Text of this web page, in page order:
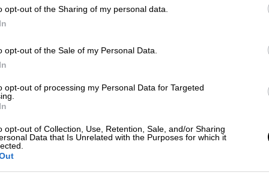
opt-out of the Sharing of my personal data.
opt-out of the Sale of my Personal Data.
opt-out of processing my Personal Data for Targeted
opt-out of Collection, Use, Retention, Sale, and/or Sharing
Data that Is Unrelated with the Purposes for which it
αναφέρουν ότι θα έχει ολοκληρωθεί στα
αυτό, σημαίνει ότι η εκκλησία θα έχει
από τότε που ο Γκαουντί ανέλαβε
είχαν γίνει από άλλον αρχιτέκτονα,
ο οποίος
ο Γκαουντίαναδιαμόρφωσε ριζικά τα
του στυλ και
επεκτείνοντας το
η εκκλησία θα χρειαστεί πολύ χρόνο
να φέρεται να είχε σχολιάσει με